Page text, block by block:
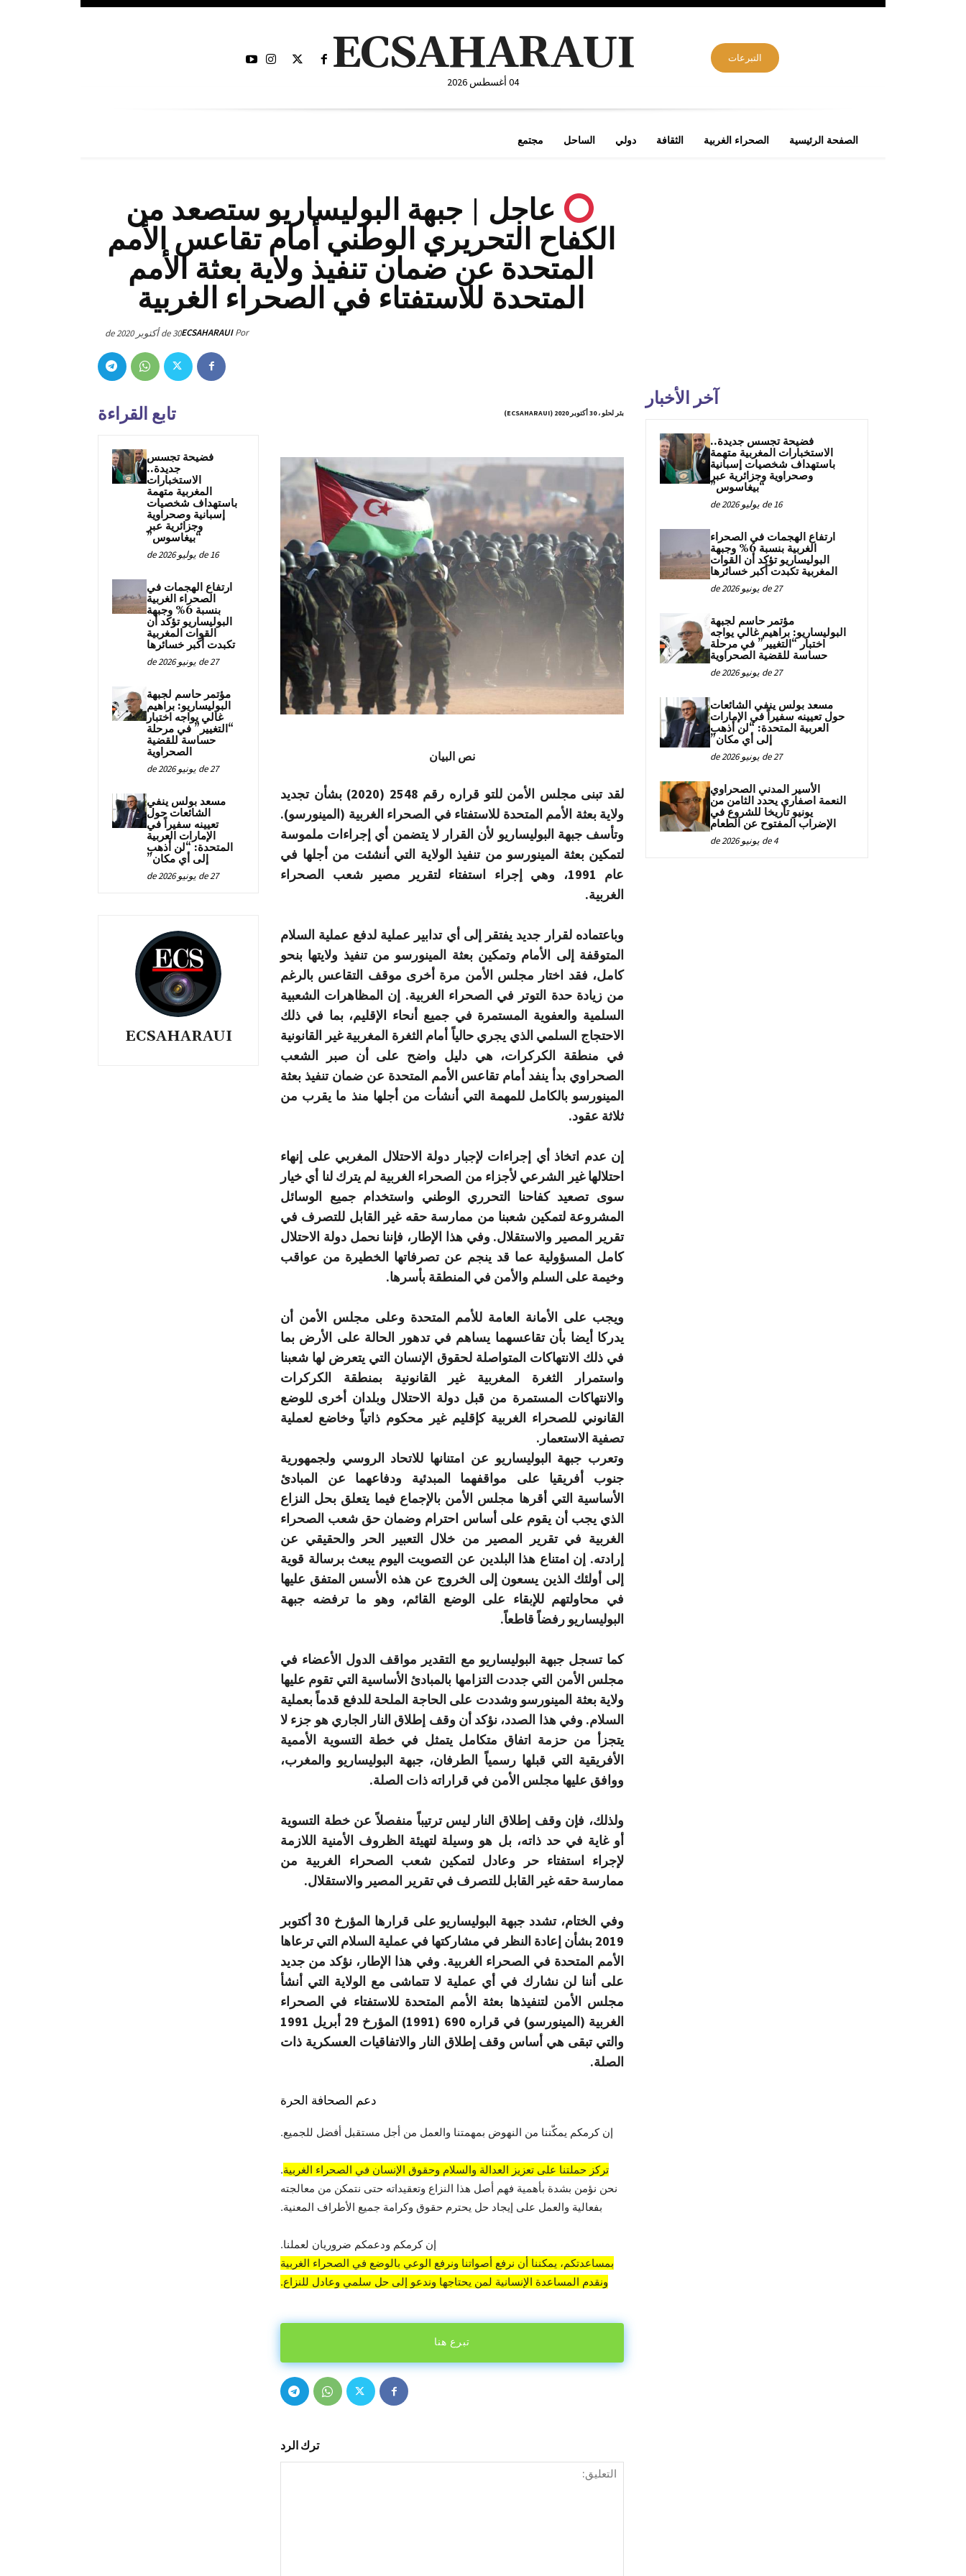
التبرعات ECSAHARAUI
04 أغسطس 2026
الصفحة الرئيسية الصحراء الغربية الثقافة دولي الساحل مجتمع
عاجل | جبهة البوليساريو ستصعد من
الكفاح التحريري الوطني أمام تقاعس الأمم
المتحدة عن ضمان تنفيذ ولاية بعثة الأمم
المتحدة للاستفتاء في الصحراء الغربية
Por
ECSAHARAUI30 de أكتوبر de 2020
تابع القراءة
فضيحة تجسس
جديدة..
الاستخبارات
المغربية متهمة
باستهداف شخصيات
إسبانية وصحراوية
وجزائرية عبر
“بيغاسوس”
16 de يوليو de 2026
ارتفاع الهجمات في
الصحراء الغربية
بنسبة 6% وجبهة
البوليساريو تؤكد أن
القوات المغربية
تكبدت أكبر خسائرها
27 de يونيو de 2026
مؤتمر حاسم لجبهة
البوليساريو: براهيم
غالي يواجه اختبار
“التغيير” في مرحلة
حساسة للقضية
الصحراوية
27 de يونيو de 2026
مسعد بولس ينفي
الشائعات حول
تعيينه سفيراً في
الإمارات العربية
المتحدة: “لن أذهب
إلى أي مكان”
27 de يونيو de 2026
ECSAHARAUI
بئر لحلو ، 30 أكتوبر 2020 (ECSAHARAUI)
نص البيان
لقد تبنى مجلس الأمن للتو قراره رقم 2548 (2020) بشأن تجديد
ولاية بعثة الأمم المتحدة للاستفتاء في الصحراء الغربية (المينورسو).
وتأسف جبهة البوليساريو لأن القرار لا يتضمن أي إجراءات ملموسة
لتمكين بعثة المينورسو من تنفيذ الولاية التي أنشئت من أجلها في
عام 1991، وهي إجراء استفتاء لتقرير مصير شعب الصحراء
الغربية.
وباعتماده لقرار جديد يفتقر إلى أي تدابير عملية لدفع عملية السلام
المتوقفة إلى الأمام وتمكين بعثة المينورسو من تنفيذ ولايتها بنحو
كامل، فقد اختار مجلس الأمن مرة أخرى موقف التقاعس بالرغم
من زيادة حدة التوتر في الصحراء الغربية. إن المظاهرات الشعبية
السلمية والعفوية المستمرة في جميع أنحاء الإقليم، بما في ذلك
الاحتجاج السلمي الذي يجري حالياً أمام الثغرة المغربية غير القانونية
في منطقة الكركرات، هي دليل واضح على أن صبر الشعب
الصحراوي بدأ ينفد أمام تقاعس الأمم المتحدة عن ضمان تنفيذ بعثة
المينورسو بالكامل للمهمة التي أنشأت من أجلها منذ ما يقرب من
ثلاثة عقود.
إن عدم اتخاذ أي إجراءات لإجبار دولة الاحتلال المغربي على إنهاء
احتلالها غير الشرعي لأجزاء من الصحراء الغربية لم يترك لنا أي خيار
سوى تصعيد كفاحنا التحرري الوطني واستخدام جميع الوسائل
المشروعة لتمكين شعبنا من ممارسة حقه غير القابل للتصرف في
تقرير المصير والاستقلال. وفي هذا الإطار، فإننا نحمل دولة الاحتلال
كامل المسؤولية عما قد ينجم عن تصرفاتها الخطيرة من عواقب
وخيمة على السلم والأمن في المنطقة بأسرها.
ويجب على الأمانة العامة للأمم المتحدة وعلى مجلس الأمن أن
يدركا أيضا بأن تقاعسهما يساهم في تدهور الحالة على الأرض بما
في ذلك الانتهاكات المتواصلة لحقوق الإنسان التي يتعرض لها شعبنا
واستمرار الثغرة المغربية غير القانونية بمنطقة الكركرات
والانتهاكات المستمرة من قبل دولة الاحتلال وبلدان أخرى للوضع
القانوني للصحراء الغربية كإقليم غير محكوم ذاتياً وخاضع لعملية
تصفية الاستعمار.
وتعرب جبهة البوليساريو عن امتنانها للاتحاد الروسي ولجمهورية
جنوب أفريقيا على مواقفهما المبدئية ودفاعهما عن المبادئ
الأساسية التي أقرها مجلس الأمن بالإجماع فيما يتعلق بحل النزاع
الذي يجب أن يقوم على أساس احترام وضمان حق شعب الصحراء
الغربية في تقرير المصير من خلال التعبير الحر والحقيقي عن
إرادته. إن امتناع هذا البلدين عن التصويت اليوم يبعث برسالة قوية
إلى أولئك الذين يسعون إلى الخروج عن هذه الأسس المتفق عليها
في محاولتهم للإبقاء على الوضع القائم، وهو ما ترفضه جبهة
البوليساريو رفضاً قاطعاً.
كما تسجل جبهة البوليساريو مع التقدير مواقف الدول الأعضاء في
مجلس الأمن التي جددت التزامها بالمبادئ الأساسية التي تقوم عليها
ولاية بعثة المينورسو وشددت على الحاجة الملحة للدفع قدماً بعملية
السلام. وفي هذا الصدد، نؤكد أن وقف إطلاق النار الجاري هو جزء لا
يتجزأ من حزمة اتفاق متكامل يتمثل في خطة التسوية الأممية
الأفريقية التي قبلها رسمياً الطرفان، جبهة البوليساريو والمغرب،
ووافق عليها مجلس الأمن في قراراته ذات الصلة.
ولذلك، فإن وقف إطلاق النار ليس ترتيباً منفصلاً عن خطة التسوية
أو غاية في حد ذاته، بل هو وسيلة لتهيئة الظروف الأمنية اللازمة
لإجراء استفتاء حر وعادل لتمكين شعب الصحراء الغربية من
ممارسة حقه غير القابل للتصرف في تقرير المصير والاستقلال.
وفي الختام، تشدد جبهة البوليساريو على قرارها المؤرخ 30 أكتوبر
2019 بشأن إعادة النظر في مشاركتها في عملية السلام التي ترعاها
الأمم المتحدة في الصحراء الغربية. وفي هذا الإطار، نؤكد من جديد
على أننا لن نشارك في أي عملية لا تتماشى مع الولاية التي أنشأ
مجلس الأمن لتنفيذها بعثة الأمم المتحدة للاستفتاء في الصحراء
الغربية (المينورسو) في قراره 690 (1991) المؤرخ 29 أبريل 1991
والتي تبقى هي أساس وقف إطلاق النار والاتفاقيات العسكرية ذات
الصلة.
دعم الصحافة الحرة
إن كرمكم يمكّننا من النهوض بمهمتنا والعمل من أجل مستقبل أفضل للجميع.
تركز حملتنا على تعزيز العدالة والسلام وحقوق الإنسان في الصحراء الغربية.
نحن نؤمن بشدة بأهمية فهم أصل هذا النزاع وتعقيداته حتى نتمكن من معالجته
بفعالية والعمل على إيجاد حل يحترم حقوق وكرامة جميع الأطراف المعنية.
إن كرمكم ودعمكم ضروريان لعملنا.
بمساعدتكم، يمكننا أن نرفع أصواتنا ونرفع الوعي بالوضع في الصحراء الغربية
ونقدم المساعدة الإنسانية لمن يحتاجها وندعو إلى حل سلمي وعادل للنزاع.
تبرع هنا
ترك الرد
آخر الأخبار
فضيحة تجسس جديدة..
الاستخبارات المغربية متهمة
باستهداف شخصيات إسبانية
وصحراوية وجزائرية عبر
“بيغاسوس”
16 de يوليو de 2026
ارتفاع الهجمات في الصحراء
الغربية بنسبة 6% وجبهة
البوليساريو تؤكد أن القوات
المغربية تكبدت أكبر خسائرها
27 de يونيو de 2026
مؤتمر حاسم لجبهة
البوليساريو: براهيم غالي يواجه
اختبار “التغيير” في مرحلة
حساسة للقضية الصحراوية
27 de يونيو de 2026
مسعد بولس ينفي الشائعات
حول تعيينه سفيراً في الإمارات
العربية المتحدة: “لن أذهب
إلى أي مكان”
27 de يونيو de 2026
الأسير المدني الصحراوي
النعمة اصفاري يحدد الثامن من
يونيو تاريخا للشروع في
الإضراب المفتوح عن الطعام
4 de يونيو de 2026